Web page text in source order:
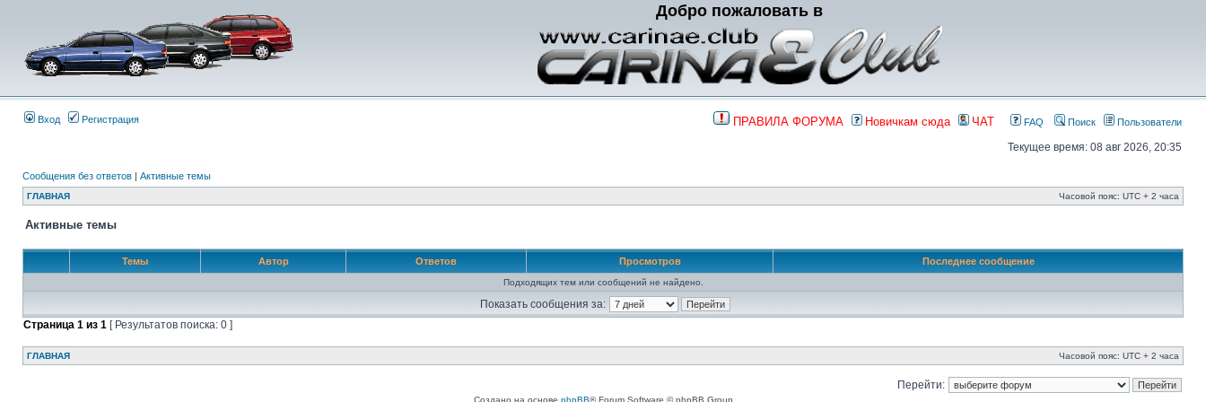
Добро пожаловать в
Вход Регистрация ПРАВИЛА ФОРУМА Новичкам сюда ЧАТ FAQ Поиск Пользователи
Текущее время: 08 авг 2026, 20:35
Сообщения без ответов | Активные темы
ГЛАВНАЯ Часовой пояс: UTC + 2 часа
Активные темы
Темы Автор Ответов Просмотров Последнее сообщение
Подходящих тем или сообщений не найдено.
Показать сообщения за:
Страница 1 из 1 [ Результатов поиска: 0 ]
ГЛАВНАЯ Часовой пояс: UTC + 2 часа
Перейти:
Создано на основе phpBB® Forum Software © phpBB Group